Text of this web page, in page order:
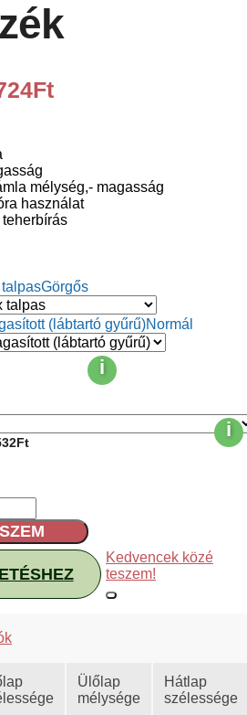
Ft
mélység,- magasság
használat
teherbírás
talpasGörgős
i
(lábtartó gyűrű)Normál
i
Ft
Kedvencek közé
teszem!
Ülőlap
mélysége
Hátlap
szélessége